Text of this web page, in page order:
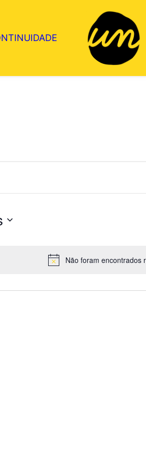
Aviso
Não foram encontrados